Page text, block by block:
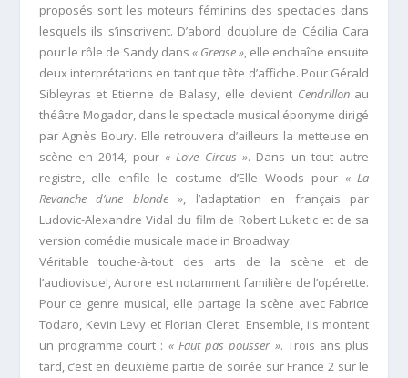
proposés sont les moteurs féminins des spectacles dans
lesquels ils s’inscrivent. D’abord doublure de Cécilia Cara
pour le rôle de Sandy dans« Grease », elle enchaîne ensuite
deux interprétations en tant que tête d’affiche. Pour Gérald
Sibleyras et Etienne de Balasy, elle devient Cendrillonau
théâtre Mogador, dans le spectacle musical éponyme dirigé
par Agnès Boury. Elle retrouvera d’ailleurs la metteuse en
scène en 2014, pour « Love Circus ». Dans un tout autre
registre, elle enfile le costume d’Elle Woods pour « La
Revanche d’une blonde », l’adaptation en français par
Ludovic-Alexandre Vidal du film de Robert Luketic et de sa
version comédie musicale made in Broadway.
Véritable touche-à-tout des arts de la scène et de
l’audiovisuel, Aurore est notamment familière de l’opérette.
Pour ce genre musical, elle partage la scène avec Fabrice
Todaro, Kevin Levy et Florian Cleret. Ensemble, ils montent
un programme court : « Faut pas pousser ». Trois ans plus
tard, c’est en deuxième partie de soirée sur France 2 sur le